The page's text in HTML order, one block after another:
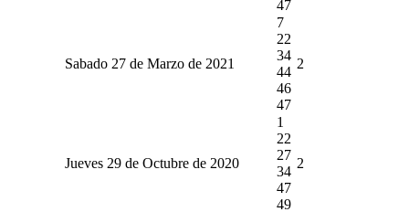
47
Sabado 27 de Marzo de 2021
7
22
34
44
46
47
2
Jueves 29 de Octubre de 2020
1
22
27
34
47
49
2